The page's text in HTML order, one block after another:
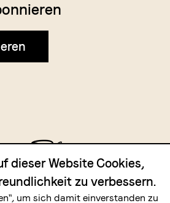
dieser Website Cookies,
zu verbessern.
um sich damit einverstanden zu